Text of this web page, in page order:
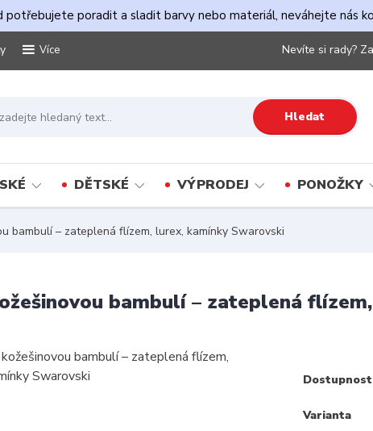
potřebujete poradit a sladit barvy nebo materiál, neváhejte nás
Více
Hledat
Nevíte si rady?
DĚTSKÉ VÝPRODEJ PONOŽKY
bambulí – zateplená flízem, lurex, kamínky Swarovski
bambulí – zateplená
Dostupnost
Varianta